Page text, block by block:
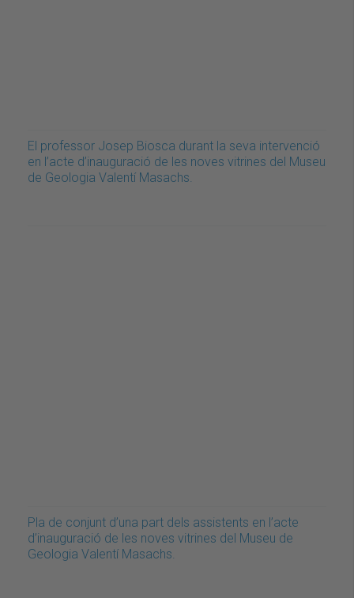
El professor Josep Biosca durant la seva intervenció
en l’acte d’inauguració de les noves vitrines del Museu
de Geologia Valentí Masachs.
Pla de conjunt d’una part dels assistents en l’acte
d’inauguració de les noves vitrines del Museu de
Geologia Valentí Masachs.